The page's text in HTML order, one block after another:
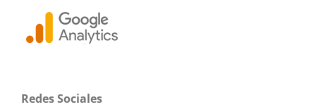
Redes Sociales